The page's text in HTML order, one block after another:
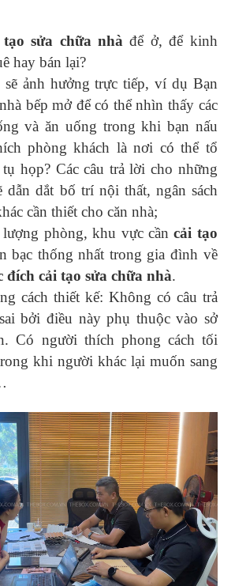
tạo sửa chữa nhàđể ở, để kinh
hay bán lại?
sẽ ảnh hưởng trực tiếp, ví dụ Bạn
bếp mở để có thể nhìn thấy các
và ăn uống trong khi bạn nấu
phòng khách là nơi có thể tổ
tụ họp? Các câu trả lời cho những
dẫn dắt bố trí nội thất, ngân sách
cần thiết cho căn nhà;
lượng phòng, khu vực cầncải tạo
bạc thống nhất trong gia đình về
đích cải tạo sửa chữa nhà.
cách thiết kế: Không có câu trả
bởi điều này phụ thuộc vào sở
Có người thích phong cách tối
khi người khác lại muốn sang